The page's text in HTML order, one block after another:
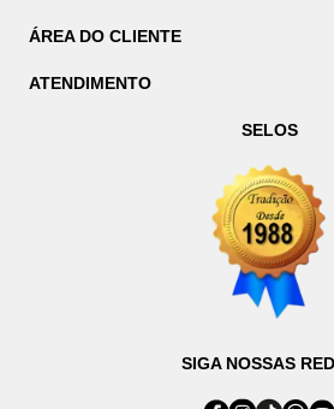
ÁREA DO CLIENTE
ATENDIMENTO
SELOS
SIGA NOSSAS